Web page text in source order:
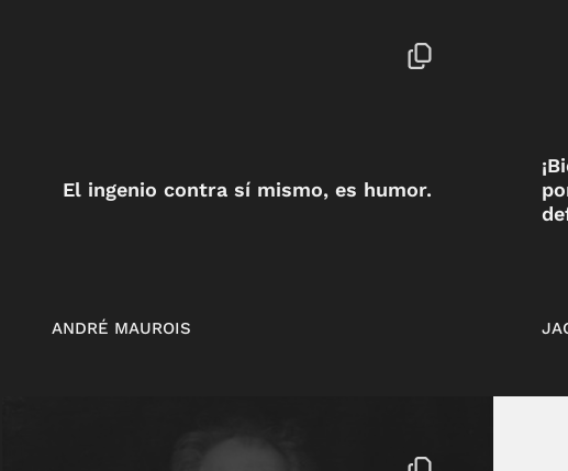
El ingenio contra sí mismo, es humor.
ANDRÉ MAUROIS